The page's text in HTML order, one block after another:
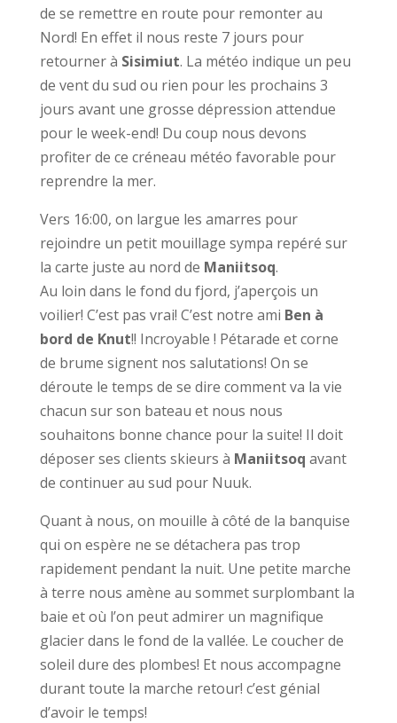
de se remettre en route pour remonter au
Nord! En effet il nous reste 7 jours pour
retourner à Sisimiut. La météo indique un peu
de vent du sud ou rien pour les prochains 3
jours avant une grosse dépression attendue
pour le week-end! Du coup nous devons
profiter de ce créneau météo favorable pour
reprendre la mer.
Vers 16:00, on largue les amarres pour
rejoindre un petit mouillage sympa repéré sur
la carte juste au nord de Maniitsoq.
Au loin dans le fond du fjord, j’aperçois un
voilier! C’est pas vrai! C’est notre ami Ben à
bord de Knut!! Incroyable ! Pétarade et corne
de brume signent nos salutations! On se
déroute le temps de se dire comment va la vie
chacun sur son bateau et nous nous
souhaitons bonne chance pour la suite! Il doit
déposer ses clients skieurs à Maniitsoq avant
de continuer au sud pour Nuuk.
Quant à nous, on mouille à côté de la banquise
qui on espère ne se détachera pas trop
rapidement pendant la nuit. Une petite marche
à terre nous amène au sommet surplombant la
baie et où l’on peut admirer un magnifique
glacier dans le fond de la vallée. Le coucher de
soleil dure des plombes! Et nous accompagne
durant toute la marche retour! c’est génial
d’avoir le temps!